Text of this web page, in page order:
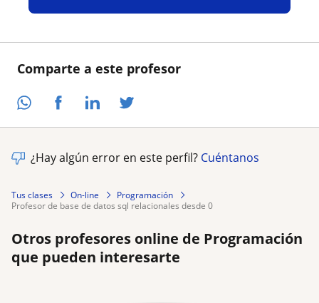
Comparte a este profesor
¿Hay algún error en este perfil? Cuéntanos
Tus clases On-line
Programación
profesor de base de datos sql relacionales desde 0
Otros profesores online de Programación
que pueden interesarte